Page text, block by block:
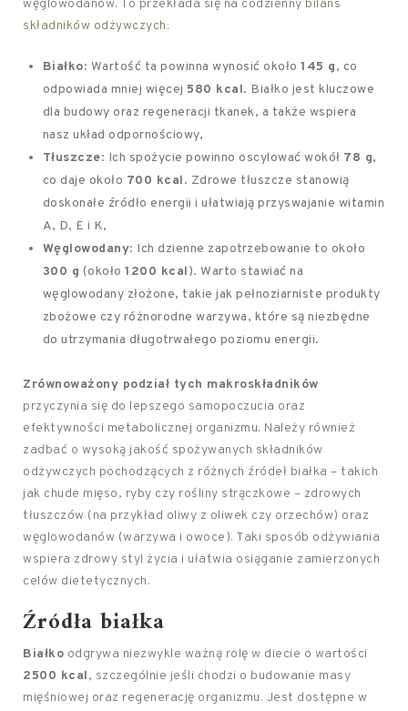
węglowodanów. To przekłada się na codzienny bilans
składników odżywczych:
Białko: Wartość ta powinna wynosić około145 g, co
odpowiada mniej więcej 580 kcal. Białko jest kluczowe
dla budowy oraz regeneracji tkanek, a także wspiera
nasz układ odpornościowy,
Tłuszcze: Ich spożycie powinno oscylować wokół 78 g,
co daje około 700 kcal. Zdrowe tłuszcze stanowią
doskonałe źródło energii i ułatwiają przyswajanie witamin
A, D, E i K,
Węglowodany: Ich dzienne zapotrzebowanie to około
300 g (około1200 kcal). Warto stawiać na
węglowodany złożone, takie jak pełnoziarniste produkty
zbożowe czy różnorodne warzywa, które są niezbędne
do utrzymania długotrwałego poziomu energii.
Zrównoważony podział tych makroskładników
przyczynia się do lepszego samopoczucia oraz
efektywności metabolicznej organizmu. Należy również
zadbać o wysoką jakość spożywanych składników
odżywczych pochodzących z różnych źródeł białka – takich
jak chude mięso, ryby czy rośliny strączkowe – zdrowych
tłuszczów (na przykład oliwy z oliwek czy orzechów) oraz
węglowodanów (warzywa i owoce). Taki sposób odżywiania
wspiera zdrowy styl życia i ułatwia osiąganie zamierzonych
celów dietetycznych.
Źródła białka
Białko odgrywa niezwykle ważną rolę w diecie o wartości
2500 kcal, szczególnie jeśli chodzi o budowanie masy
mięśniowej oraz regenerację organizmu. Jest dostępne w